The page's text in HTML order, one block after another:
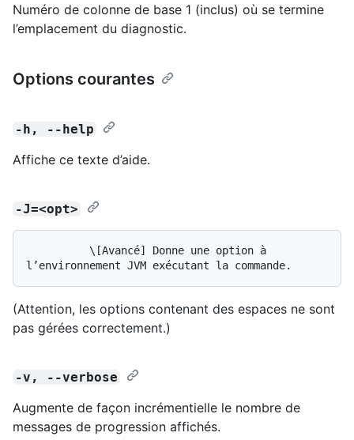
Numéro de colonne de base 1 (inclus) où se termine
l’emplacement du diagnostic.
Options courantes
-h, --help
Affiche ce texte d’aide.
-J=<opt>
(Attention, les options contenant des espaces ne sont
pas gérées correctement.)
-v, --verbose
Augmente de façon incrémentielle le nombre de
messages de progression affichés.